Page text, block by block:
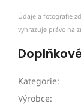
Údaje a fotografie
vyhrazuje právo na
Kategorie:
Výrobce: